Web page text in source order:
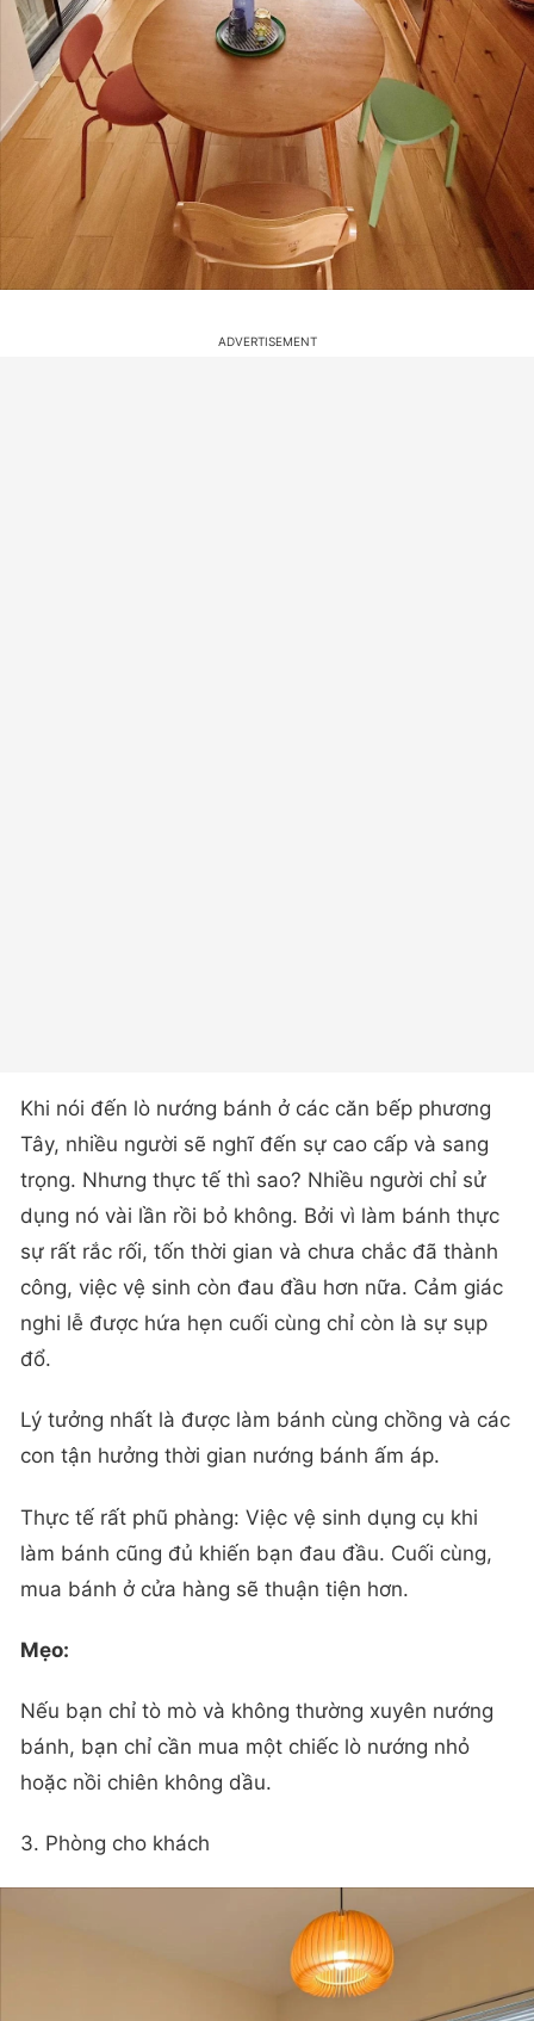
Khi nói đến lò nướng bánh ở các căn bếp phương
Tây, nhiều người sẽ nghĩ đến sự cao cấp và sang
trọng. Nhưng thực tế thì sao? Nhiều người chỉ sử
dụng nó vài lần rồi bỏ không. Bởi vì làm bánh thực
sự rất rắc rối, tốn thời gian và chưa chắc đã thành
công, việc vệ sinh còn đau đầu hơn nữa. Cảm giác
nghi lễ được hứa hẹn cuối cùng chỉ còn là sự sụp
đổ.
Lý tưởng nhất là được làm bánh cùng chồng và các
con tận hưởng thời gian nướng bánh ấm áp.
Thực tế rất phũ phàng: Việc vệ sinh dụng cụ khi
làm bánh cũng đủ khiến bạn đau đầu. Cuối cùng,
mua bánh ở cửa hàng sẽ thuận tiện hơn.
Mẹo:
Nếu bạn chỉ tò mò và không thường xuyên nướng
bánh, bạn chỉ cần mua một chiếc lò nướng nhỏ
hoặc nồi chiên không dầu.
3. Phòng cho khách